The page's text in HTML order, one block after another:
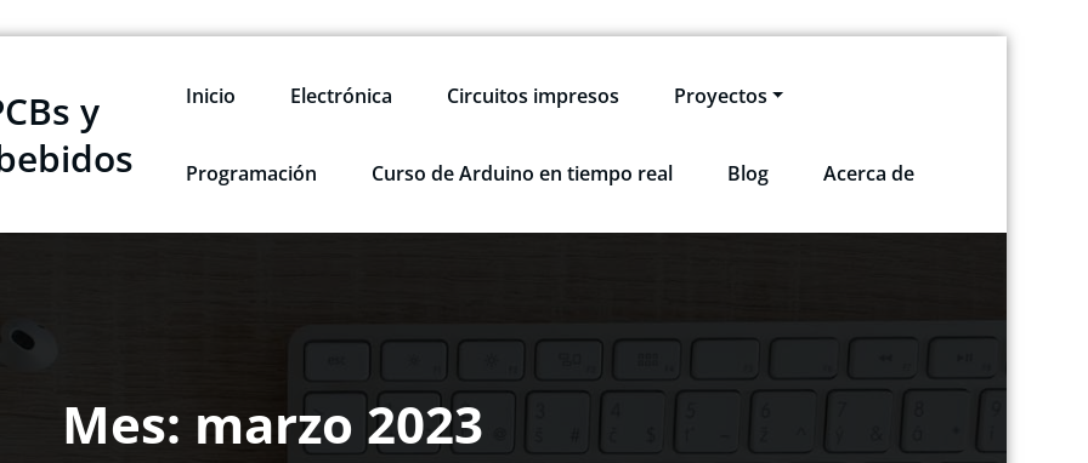
y
Inicio Electrónica Circuitos impresos Proyectos
Programación Curso de Arduino en tiempo real Blog Acerca de
Mes: marzo 2023